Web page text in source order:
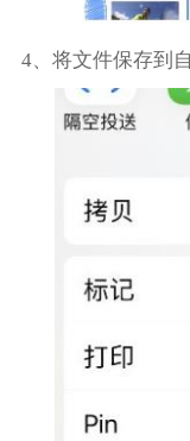
4、将文件保存到